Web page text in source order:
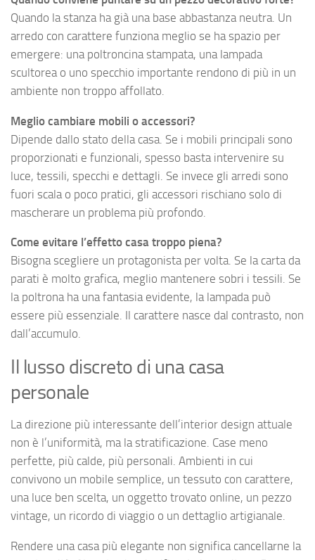
Quando la stanza ha già una base abbastanza neutra. Un
arredo con carattere funziona meglio se ha spazio per
emergere: una poltroncina stampata, una lampada
scultorea o uno specchio importante rendono di più in un
ambiente non troppo affollato.
Meglio cambiare mobili o accessori?
Dipende dallo stato della casa. Se i mobili principali sono
proporzionati e funzionali, spesso basta intervenire su
luce, tessili, specchi e dettagli. Se invece gli arredi sono
fuori scala o poco pratici, gli accessori rischiano solo di
mascherare un problema più profondo.
Come evitare l’effetto casa troppo piena?
Bisogna scegliere un protagonista per volta. Se la carta da
parati è molto grafica, meglio mantenere sobri i tessili. Se
la poltrona ha una fantasia evidente, la lampada può
essere più essenziale. Il carattere nasce dal contrasto, non
dall’accumulo.
Il lusso discreto di una casa
personale
La direzione più interessante dell’interior design attuale
non è l’uniformità, ma la stratificazione. Case meno
perfette, più calde, più personali. Ambienti in cui
convivono un mobile semplice, un tessuto con carattere,
una luce ben scelta, un oggetto trovato online, un pezzo
vintage, un ricordo di viaggio o un dettaglio artigianale.
Rendere una casa più elegante non significa cancellarne la